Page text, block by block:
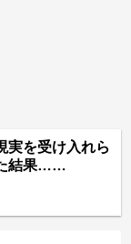
実を受け入れら
結果……